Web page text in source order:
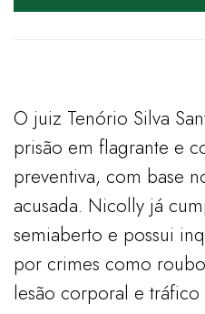
O juiz Tenório Silva
prisão em flagrante e
preventiva, com base
acusada. Nicolly já
semiaberto e possui
por crimes como
lesão corporal e